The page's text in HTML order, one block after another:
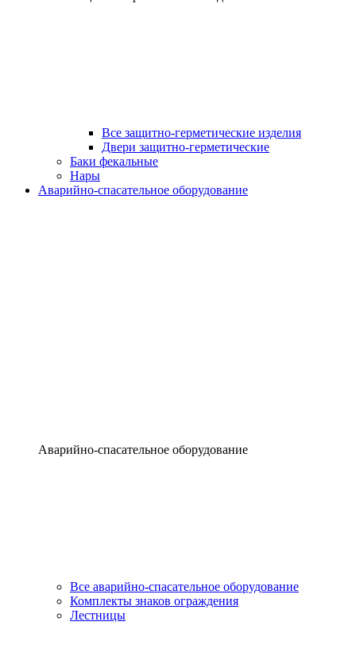
Все защитно-герметические изделия
Двери защитно-герметические
Баки фекальные
Нары
Аварийно-спасательное оборудование
Аварийно-спасательное оборудование
Все аварийно-спасательное оборудование
Комплекты знаков ограждения
Лестницы